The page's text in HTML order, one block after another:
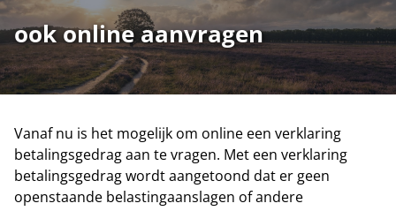
ook online aanvragen
Vanaf nu is het mogelijk om online een verklaring
betalingsgedrag aan te vragen. Met een verklaring
betalingsgedrag wordt aangetoond dat er geen
openstaande belastingaanslagen of andere